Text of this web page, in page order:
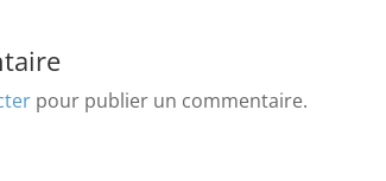
pour publier un commentaire.